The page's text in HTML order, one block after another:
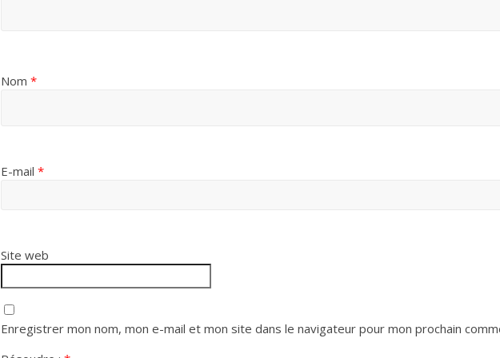
Nom *
E-mail *
Site web
Enregistrer mon nom, mon e-mail et mon site dans le navigateur pour mon prochain